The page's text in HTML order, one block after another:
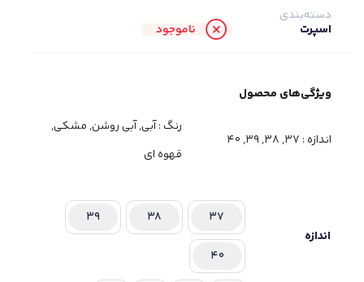
ناموجود
دسته‌بندی
اسپرت
ویژگی‌های محصول
اندازه : 37, 38, 39, 40
رنگ :آبی, آبی روشن, مشکی,
قهوه ای
اندازه
37
38
39
40